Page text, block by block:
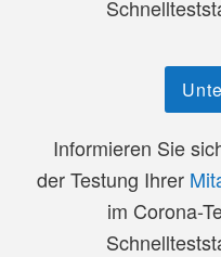
Informieren Sie
der Testung Ihrer
im Corona-